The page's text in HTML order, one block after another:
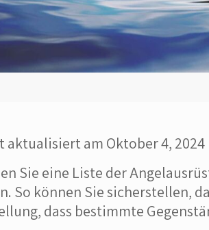
aktualisiert am Oktober 4, 2024
Sie eine Liste der
So können Sie sicherstellen,
dass bestimmte